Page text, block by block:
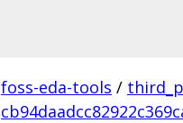
foss-eda-tools /